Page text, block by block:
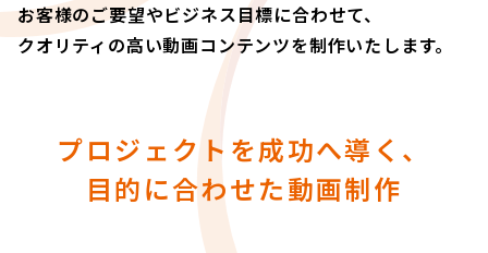
お客様のご要望やビジネス目標に合わせて、
クオリティの高い動画コンテンツを制作いたします。
プロジェクトを成功へ導く、
目的に合わせた動画制作